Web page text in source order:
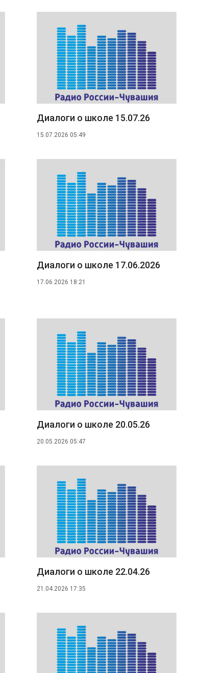
Диалоги о школе 15.07.26
15.07.2026 05:49
Диалоги о школе 17.06.2026
17.06.2026 18:21
Диалоги о школе 20.05.26
20.05.2026 05:47
Диалоги о школе 22.04.26
21.04.2026 17:35